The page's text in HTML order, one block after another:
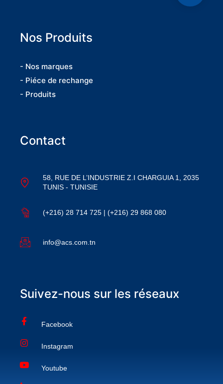
Nos Produits
- Nos marques
- Piéce de rechange
- Produits
Contact
58, RUE DE L’INDUSTRIE Z.I CHARGUIA 1, 2035
TUNIS - TUNISIE
(+216) 28 714 725 | (+216) 29 868 080
info@acs.com.tn
Suivez-nous sur les réseaux
Facebook
Instagram
Youtube